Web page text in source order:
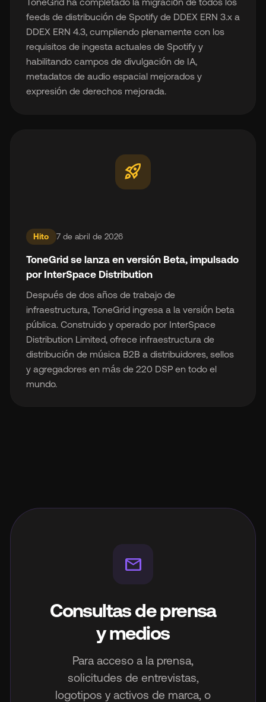
feeds de distribución de Spotify de DDEX ERN 3.x a
DDEX ERN 4.3, cumpliendo plenamente con los
requisitos de ingesta actuales de Spotify y
habilitando campos de divulgación de IA,
metadatos de audio espacial mejorados y
expresión de derechos mejorada.
rocket_launch
Hito 7 de abril de 2026
ToneGrid se lanza en versión Beta, impulsado
por InterSpace Distribution
Después de dos años de trabajo de
infraestructura, ToneGrid ingresa a la versión beta
pública. Construido y operado por InterSpace
Distribution Limited, ofrece infraestructura de
distribución de música B2B a distribuidores, sellos
y agregadores en más de 220 DSP en todo el
mundo.
mail
Consultas de prensa
y medios
Para acceso a la prensa,
solicitudes de entrevistas,
logotipos y activos de marca, o